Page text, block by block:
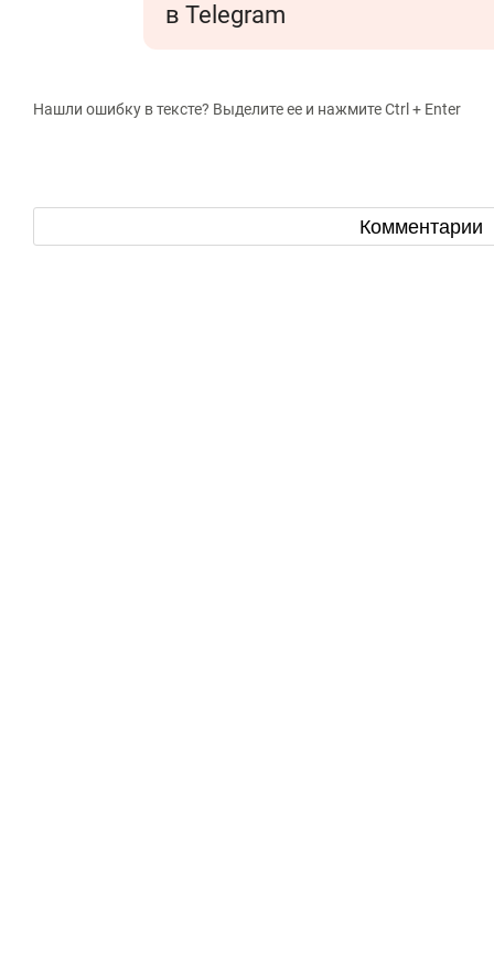
в Telegram
Нашли ошибку в тексте? Выделите ее и нажмите Ctrl + Enter
Комментарии